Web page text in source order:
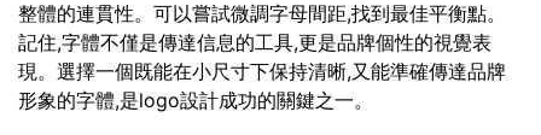
整體的連貫性。可以嘗試微調字母間距,找到最佳平衡點。
記住,字體不僅是傳達信息的工具,更是品牌個性的視覺表
現。選擇一個既能在小尺寸下保持清晰,又能準確傳達品牌
形象的字體,是logo設計成功的關鍵之一。